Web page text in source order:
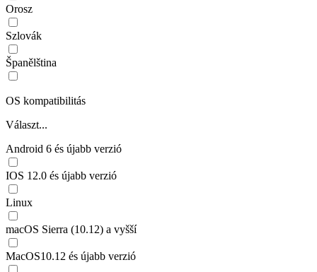
Orosz
Szlovák
Španělština
OS kompatibilitás
Választ...
Android 6 és újabb verzió
IOS 12.0 és újabb verzió
Linux
macOS Sierra (10.12) a vyšší
MacOS10.12 és újabb verzió